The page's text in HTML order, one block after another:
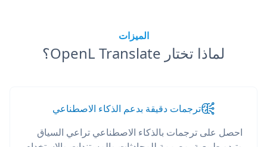
الميزات
لماذا تختار OpenL Translate؟
ترجمات دقيقة بدعم الذكاء الاصطناعي
احصل على ترجمات بالذكاء الاصطناعي تراعي السياق